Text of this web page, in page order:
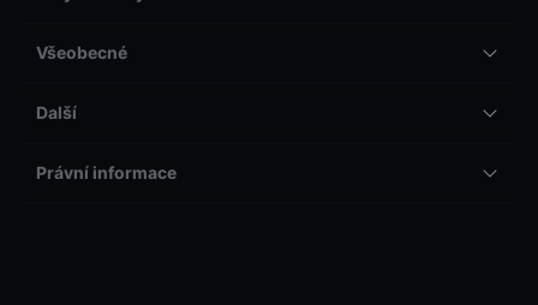
Všeobecné
Další
Právní informace